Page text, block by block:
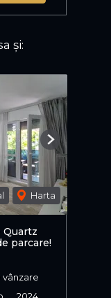
și:
Harta
Next
Quartz
parcare!